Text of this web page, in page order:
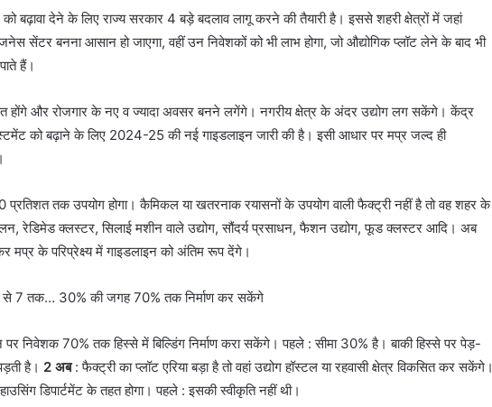
बढ़ावा देने के लिए राज्य सरकार 4 बड़े बदलाव लागू करने की तैयारी है। इससे शहरी क्षेत्रों में जहां
सेंटर बनना आसान हो जाएगा, वहीं उन निवेशकों को भी लाभ होगा, जो औद्योगिक प्लॉट लेने के बाद भी
हैं।
होंगे और रोजगार के नए व ज्यादा अवसर बनने लगेंगे। नगरीय क्षेत्र के अंदर उद्योग लग सकेंगे। केंद्र
को बढ़ाने के लिए 2024-25 की नई गाइडलाइन जारी की है। इसी आधार पर मप्र जल्द ही
प्रतिशत तक उपयोग होगा। कैमिकल या खतरनाक रयासनों के उपयोग वाली फैक्ट्री नहीं है तो वह शहर के
रे​डिमेड क्लस्टर, सिलाई मशीन वाले उद्योग, सौंदर्य प्रसाधन, फैशन उद्योग, फूड क्लस्टर आदि। अब
मप्र के परिप्रेक्ष्य में गाइडलाइन को अंतिम रूप देंगे।
से 7 तक… 30% की जगह 70% तक निर्माण कर सकेंगे
पर निवेशक 70% ​तक हिस्से में बिल्डिंग निर्माण करा सकेंगे। पहले : सीमा 30% है। बाकी हिस्से पर पेड़-
है। 2 अब: फैक्ट्री का प्लॉट एरिया बड़ा है तो वहां उद्योग हॉस्टल या रहवासी क्षेत्र विकसित कर सकेंगे।
डिपार्टमेंट के तहत होगा। पहले : इसकी स्वीकृति नहीं थी।